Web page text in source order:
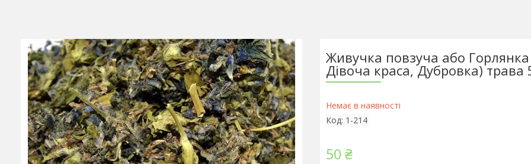
Живучка повзуча або
Дівоча краса, Дубровка) трава
Немає в наявності
Код: 1-214
50 ₴